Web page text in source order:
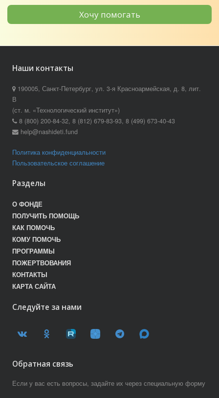
Хочу помогать
Наши контакты
190005, Санкт-Петербург, ул. 3-я Красноармейская, д. 8, лит.
В
(ст. м. «Технологический институт»)
8 (800) 200-84-32, 8 (812) 679-83-93, 8 (499) 673-40-43
help@nashideti.fund
Политика конфиденциальности
Пользовательское соглашение
Разделы
О ФОНДЕ
ПОЛУЧИТЬ ПОМОЩЬ
КАК ПОМОЧЬ
КОМУ ПОМОЧЬ
ПРОГРАММЫ
ПОЖЕРТВОВАНИЯ
КОНТАКТЫ
КАРТА САЙТА
Следуйте за нами
Обратная связь
Если у вас есть вопросы, задайте их через специальную форму